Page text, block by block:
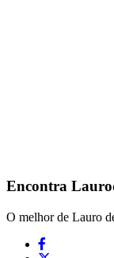
Encontra
O melhor de Lauro